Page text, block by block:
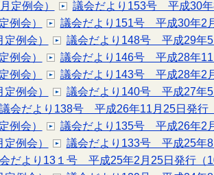
定例会）
議会だより153号 平成30年
例会）
議会だより151号 平成30年2
例会）
議会だより148号 平成29年5
例会）
議会だより146号 平成28年11
例会）
議会だより143号 平成28年2
例会）
議会だより140号 平成27年5
議会だより138号 平成26年11月25日発行
例会）
議会だより135号 平成26年2
例会）
議会だより133号 平成25年8
だより13１号 平成25年2月25日発行（